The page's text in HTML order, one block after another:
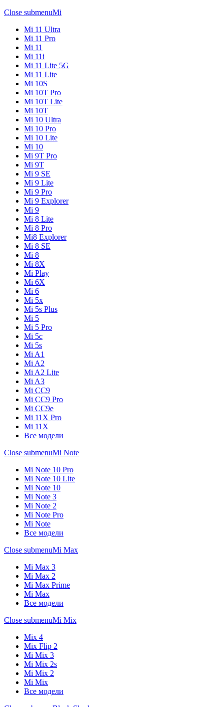
Close submenuMi
Mi 11 Ultra
Mi 11 Pro
Mi 11
Mi 11i
Mi 11 Lite 5G
Mi 11 Lite
Mi 10S
Mi 10T Pro
Mi 10T Lite
Mi 10T
Mi 10 Ultra
Mi 10 Pro
Mi 10 Lite
Mi 10
Mi 9T Pro
Mi 9T
Mi 9 SE
Mi 9 Lite
Mi 9 Pro
Mi 9 Explorer
Mi 9
Mi 8 Lite
Mi 8 Pro
Mi8 Explorer
Mi 8 SE
Mi 8
Mi 8X
Mi Play
Mi 6X
Mi 6
Mi 5x
Mi 5s Plus
Mi 5
Mi 5 Pro
Mi 5c
Mi 5s
Mi A1
Mi A2
Mi A2 Lite
Mi A3
Mi CC9
Mi CC9 Pro
Mi CC9e
Mi 11X Pro
Mi 11X
Все модели
Close submenuMi Note
Mi Note 10 Pro
Mi Note 10 Lite
Mi Note 10
Mi Note 3
Mi Note 2
Mi Note Pro
Mi Note
Все модели
Close submenuMi Max
Mi Max 3
Mi Max 2
Mi Max Prime
Mi Max
Все модели
Close submenuMi Mix
Mix 4
Mix Flip 2
Mi Mix 3
Mi Mix 2s
Mi Mix 2
Mi Mix
Все модели